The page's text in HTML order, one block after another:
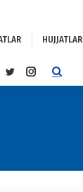
HUJJATLAR
TWITTERINSTAGRAM